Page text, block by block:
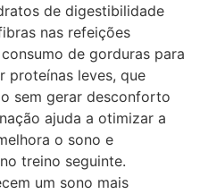
de digestibilidade
nas refeições
de gorduras para
proteínas leves, que
sem gerar desconforto
ajuda a otimizar a
o sono e
treino seguinte.
um sono mais